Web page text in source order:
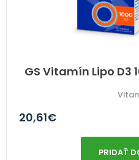
GS Vitamín Lipo D3
20,61€
PRIDAŤ